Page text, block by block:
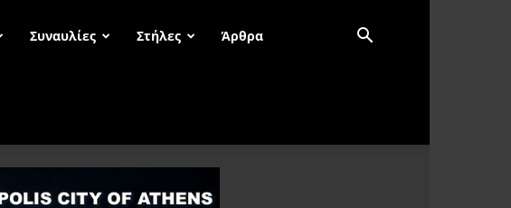
Συναυλίες Στήλες Άρθρα